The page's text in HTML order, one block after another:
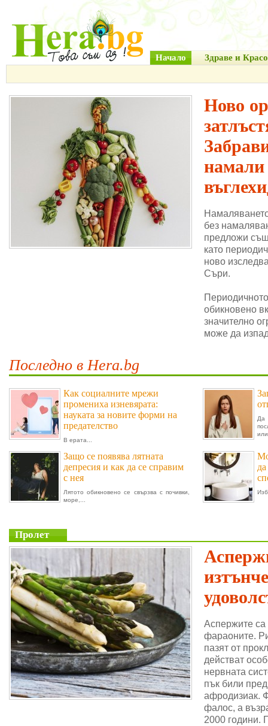
Начало Здраве и
Ново
намали
без
предложи
като
ново
Съри.
обикновено
значително
може да
Последно в Hera.bg
Как социалните мрежи
промениха изневярата:
науката за новите форми на
предателство
В ерата...
Да
Защо се появява лятната
депресия и как да се справим
с нея
Лятото обикновено се свързва с почивки,
море,...
Пролет
Аспержите
фараоните.
пазят от
действат
нервната
пък били
афродизиак.
фалос, а
2000 години.